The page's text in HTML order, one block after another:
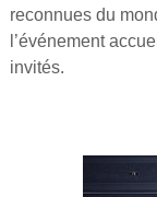
reconnues du
l’événement
invités.